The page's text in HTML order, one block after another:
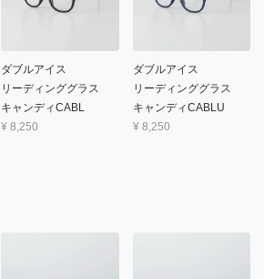
ダブルアイス
リーディンググラス
キャンディCABL
¥ 8,250
ダブルアイス
リーディンググラス
キャンディCABLU
¥ 8,250